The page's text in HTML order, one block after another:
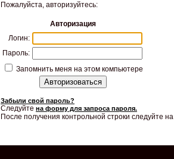
Пожалуйста, авторизуйтесь:
Авторизация
Логин:
Пароль:
Запомнить меня на этом компьютере
Забыли свой пароль?
Следуйте на форму для запроса пароля.
После получения контрольной строки следуйте на